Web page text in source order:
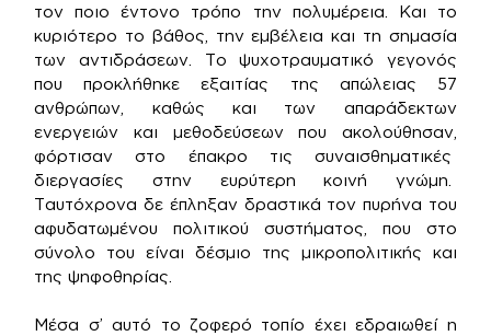
τον ποιο έντονο τρόπο την πολυμέρεια. Και το
κυριότερο το βάθος, την εμβέλεια και τη σημασία
των αντιδράσεων. Το ψυχοτραυματικό γεγονός
που προκλήθηκε εξαιτίας της απώλειας 57
ανθρώπων, καθώς και των απαράδεκτων
ενεργειών και μεθοδεύσεων που ακολούθησαν,
φόρτισαν στο έπακρο τις συναισθηματικές
διεργασίες στην ευρύτερη κοινή γνώμη.
Ταυτόχρονα δε έπληξαν δραστικά τον πυρήνα του
αφυδατωμένου πολιτικού συστήματος, που στο
σύνολο του είναι δέσμιο της μικροπολιτικής και
της ψηφοθηρίας.
Μέσα σ’ αυτό το ζοφερό τοπίο έχει εδραιωθεί η